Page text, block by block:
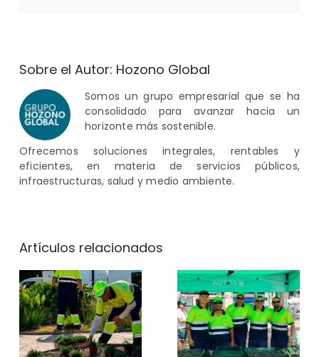
Sobre el Autor: Hozono Global
Somos un grupo empresarial que se ha
consolidado para avanzar hacia un
horizonte más sostenible.
Ofrecemos soluciones integrales, rentables y
eficientes, en materia de servicios públicos,
infraestructuras, salud y medio ambiente.
Artículos relacionados